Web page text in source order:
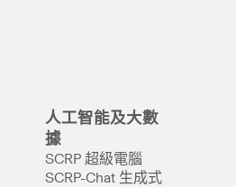
人工智能及大數
據
SCRP 超級電腦
SCRP-Chat 生成式